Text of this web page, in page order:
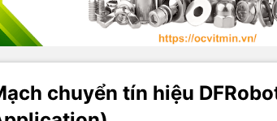
chuyển tín hiệu